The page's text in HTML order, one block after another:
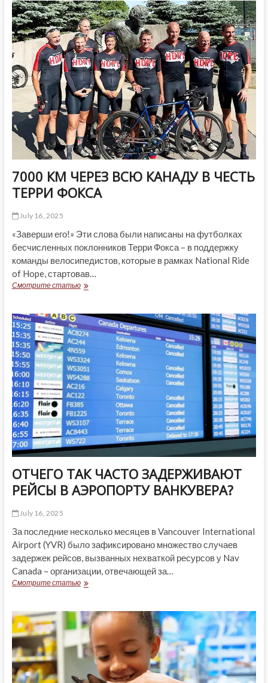
7000 КМ ЧЕРЕЗ ВСЮ КАНАДУ В ЧЕСТЬ
ТЕРРИ ФОКСА
July 16, 2025
«Заверши его!» Эти слова были написаны на футболках
бесчисленных поклонников Терри Фокса – в поддержку
команды велосипедистов, которые в рамках National Ride
of Hope, стартовав…
Смотрите статью7000
ВСЮ
КАНАДУ
В
ЧЕСТЬ
ТЕРРИ
ФОКСА
ОТЧЕГО ТАК ЧАСТО ЗАДЕРЖИВАЮТ
РЕЙСЫ В АЭРОПОРТУ ВАНКУВЕРА?
July 16, 2025
За последние несколько месяцев в Vancouver International
Airport (YVR) было зафиксировано множество случаев
задержек рейсов, вызванных нехваткой ресурсов у Nav
Canada – организации, отвечающей за…
Смотрите статьюОТЧЕГО
ЗАДЕРЖИВАЮТ
РЕЙСЫ
АЭРОПОРТУ
ВАНКУВЕРА?